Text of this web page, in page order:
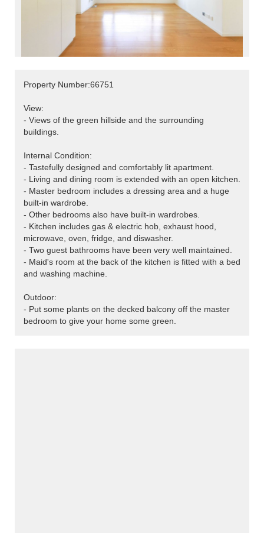
Property Number:66751
View:
- Views of the green hillside and the surrounding
buildings.
Internal Condition:
- Tastefully designed and comfortably lit apartment.
- Living and dining room is extended with an open kitchen.
- Master bedroom includes a dressing area and a huge
built-in wardrobe.
- Other bedrooms also have built-in wardrobes.
- Kitchen includes gas & electric hob, exhaust hood,
microwave, oven, fridge, and diswasher.
- Two guest bathrooms have been very well maintained.
- Maid's room at the back of the kitchen is fitted with a bed
and washing machine.
Outdoor:
- Put some plants on the decked balcony off the master
bedroom to give your home some green.